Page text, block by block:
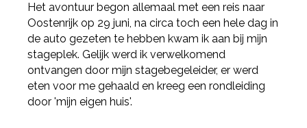
Het avontuur begon allemaal met een reis naar
Oostenrijk op 29 juni, na circa toch een hele dag in
de auto gezeten te hebben kwam ik aan bij mijn
stageplek. Gelijk werd ik verwelkomend
ontvangen door mijn stagebegeleider, er werd
eten voor me gehaald en kreeg een rondleiding
door 'mijn eigen huis'.